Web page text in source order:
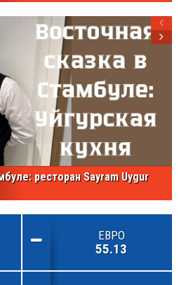
ресторан Sayram Uygur
ЕВРО
55.13